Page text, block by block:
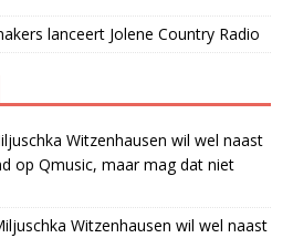
lanceert Jolene Country Radio
Witzenhausen wil wel naast
op Qmusic, maar mag dat niet
Witzenhausen wil wel naast